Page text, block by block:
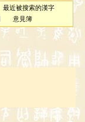
最近被搜索的漢字
意見簿